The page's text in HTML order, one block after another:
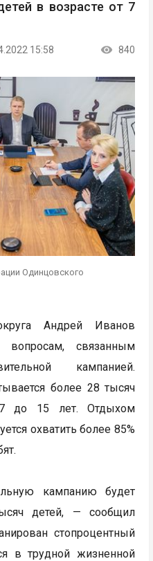
в возрасте от 7
15:58 840
Одинцовского
Андрей Иванов
связанным
кампанией.
более 28 тысяч
до 15 лет. Отдыхом
охватить более 85%
кампанию будет
детей, — сообщил
стопроцентный
в трудной жизненной